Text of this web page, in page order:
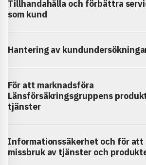
Tillhandahålla och förbättra
som kund
Hantering av
För att marknadsföra
Länsförsäkringsgruppens
tjänster
Informationssäkerhet och för
missbruk av tjänster och